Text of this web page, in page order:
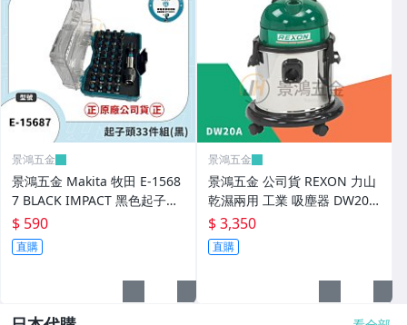
景鴻五金
景鴻五金 Makita 牧田 E-1568
7 BLACK IMPACT 黑色起子頭
33件組 起子套筒組 隨貨附發
票
$ 590
直購
景鴻五金
景鴻五金 公司貨 REXON 力山
乾濕兩用 工業 吸塵器 DW20A
20立 5加侖 專業吸塵 工業吸塵
器 DW20
$ 3,350
直購